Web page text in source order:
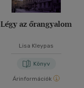
Légy az őrangyalom
Lisa Kleypas
Könyv
Árinformációk